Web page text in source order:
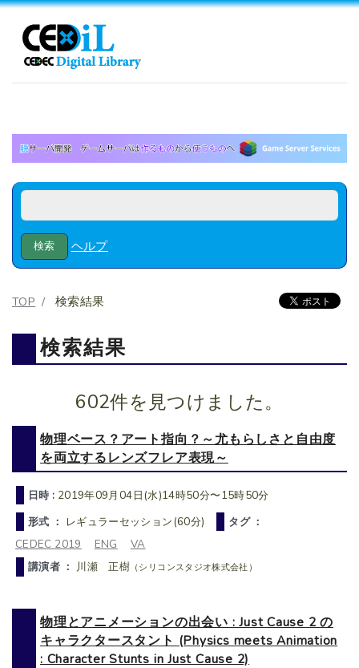
ヘルプ
TOP 検索結果
検索結果
602件を見つけました。
物理ベース？アート指向？～尤もらしさと自由度
を両立するレンズフレア表現～
日時 : 2019年09月04日(水)14時50分〜15時50分
形式 ： レギュラーセッション(60分)
タグ ：
CEDEC 2019
ENG
VA
講演者 ：川瀬 正樹 （シリコンスタジオ株式会社）
物理とアニメーションの出会い : Just Cause 2 の
キャラクタースタント (Physics meets Animation
: Character Stunts in Just Cause 2)